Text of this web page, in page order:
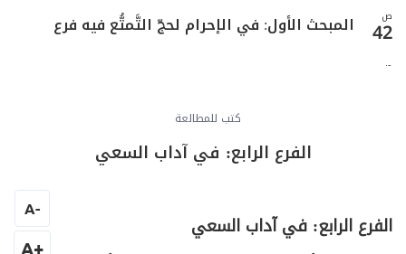
كتب للمطالعة
الفرع الرابع: في آداب السعي
الفرع الرابع: في آداب السعي
-
A
+A
ص
42 المبحث الأول: في الإحرام لحجّ التَّمتُّع فيه فرع
ص
المبحث الثاني: في الوقوف بعرفات فيه فرع
ص
المبحث الثالث: في الوقوف بمزدلفة (المشعر